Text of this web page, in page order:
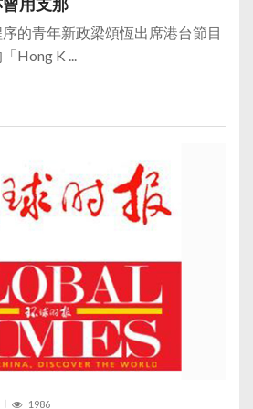
用支那
的青年新政梁頌恆出席港台節目
Hong K ...
1986